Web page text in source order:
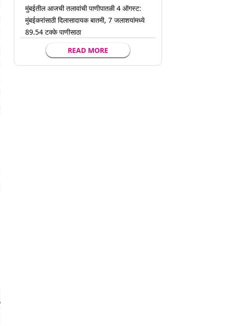
मुंबईतील आजची तलावांची पाणीपातळी 4 ऑगस्ट:
मुंबईकरांसाठी दिलासादायक बातमी, 7 जलाशयांमध्ये
89.54 टक्के पाणीसाठा
READ MORE